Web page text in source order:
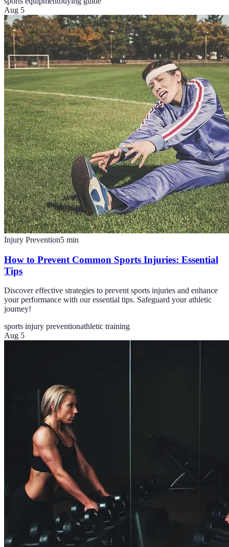
Aug 5
Injury Prevention5 min
How to Prevent Common Sports Injuries: Essential
Tips
Discover effective strategies to prevent sports injuries and enhance
your performance with our essential tips. Safeguard your athletic
journey!
sports injury preventionathletic training
Aug 5